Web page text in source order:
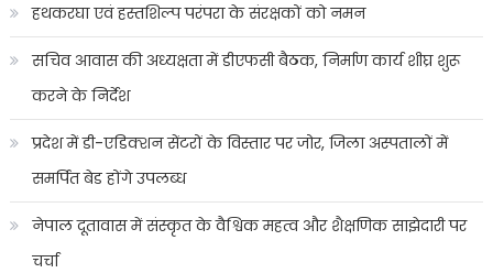
हथकरघा एवं हस्तशिल्प परंपरा के संरक्षकों को नमन
सचिव आवास की अध्यक्षता में डीएफसी बैठक, निर्माण कार्य शीघ्र शुरू
करने के निर्देश
प्रदेश में डी-एडिक्शन सेंटरों के विस्तार पर जोर, जिला अस्पतालों में
समर्पित बेड होंगे उपलब्ध
नेपाल दूतावास में संस्कृत के वैश्विक महत्व और शैक्षणिक साझेदारी पर
चर्चा